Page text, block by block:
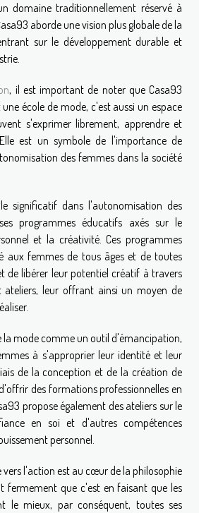
domaine traditionnellement réservé à
aborde une vision plus globale de la
sur le développement durable et
, il est important de noter que Casa93
école de mode, c'est aussi un espace
s'exprimer librement, apprendre et
est un symbole de l'importance de
des femmes dans la société
significatif dans l'autonomisation des
programmes éducatifs axés sur le
et la créativité. Ces programmes
aux femmes de tous âges et de toutes
de libérer leur potentiel créatif à travers
ateliers, leur offrant ainsi un moyen de
la mode comme un outil d'émancipation,
à s'approprier leur identité et leur
de la conception et de la création de
des formations professionnelles en
propose également des ateliers sur le
en soi et d'autres compétences
personnel.
l'action est au cœur de la philosophie
fermement que c'est en faisant que les
le mieux, par conséquent, toutes ses